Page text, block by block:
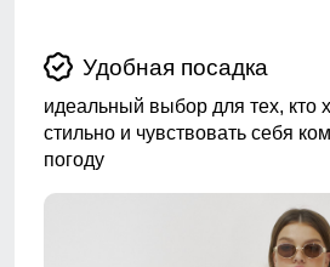
Удобная посадка
идеальный выбор для тех, кто
стильно и чувствовать себя
погоду